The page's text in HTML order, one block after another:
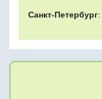
Санкт-Петербург: